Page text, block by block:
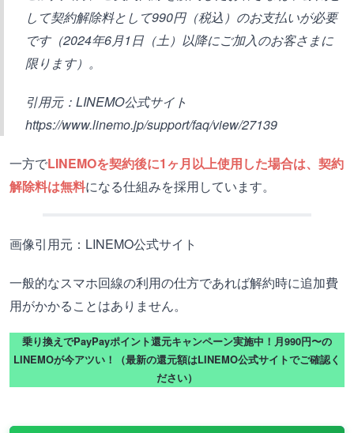
して契約解除料として990円（税込）のお支払いが必要
です（2024年6月1日（土）以降にご加入のお客さまに
限ります）。
引用元：LINEMO公式サイト
https://www.linemo.jp/support/faq/view/27139
一方でLINEMOを契約後に1ヶ月以上使用した場合は、契約
解除料は無料になる仕組みを採用しています。
画像引用元：LINEMO公式サイト
一般的なスマホ回線の利用の仕方であれば解約時に追加費
用がかかることはありません。
乗り換えでPayPayポイント還元キャンペーン実施中！月990円〜の
LINEMOが今アツい！（最新の還元額はLINEMO公式サイトでご確認く
ださい）